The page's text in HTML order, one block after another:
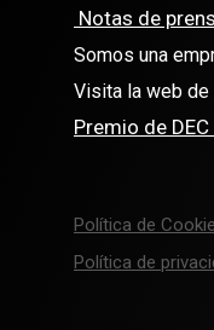
Notas de
Somos una
Visita la web de
Premio de
Política de
Política de